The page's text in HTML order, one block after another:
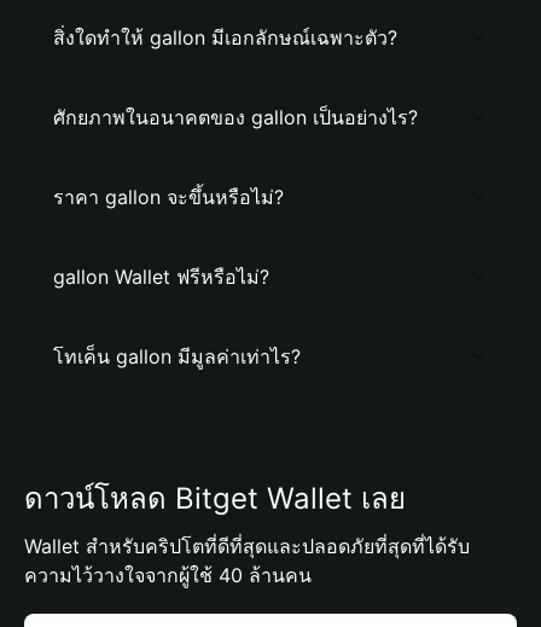
สิ่งใดทำให้ gallon มีเอกลักษณ์เฉพาะตัว?
ศักยภาพในอนาคตของ gallon เป็นอย่างไร?
ราคา gallon จะขึ้นหรือไม่?
gallon Wallet ฟรีหรือไม่?
โทเค็น gallon มีมูลค่าเท่าไร?
ดาวน์โหลด Bitget Wallet เลย
Wallet สำหรับคริปโตที่ดีที่สุดและปลอดภัยที่สุดที่ได้รับ
ความไว้วางใจจากผู้ใช้ 40 ล้านคน